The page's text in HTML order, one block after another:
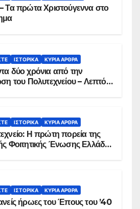
Τα πρώτα Χριστούγεννα στο
ΙΣΤΟΡΙΚΆ ΚΥΡΙΑ ΑΡΘΡΑ
δύο χρόνια από την
του Πολυτεχνείου – Λεπτό
ΙΣΤΟΡΙΚΆ ΚΥΡΙΑ ΑΡΘΡΑ
Η πρώτη πορεία της
Φοιτητικής Ένωσης Ελλάδος
ΙΣΤΟΡΙΚΆ ΚΥΡΙΑ ΑΡΘΡΑ
ήρωες του Έπους του ’40